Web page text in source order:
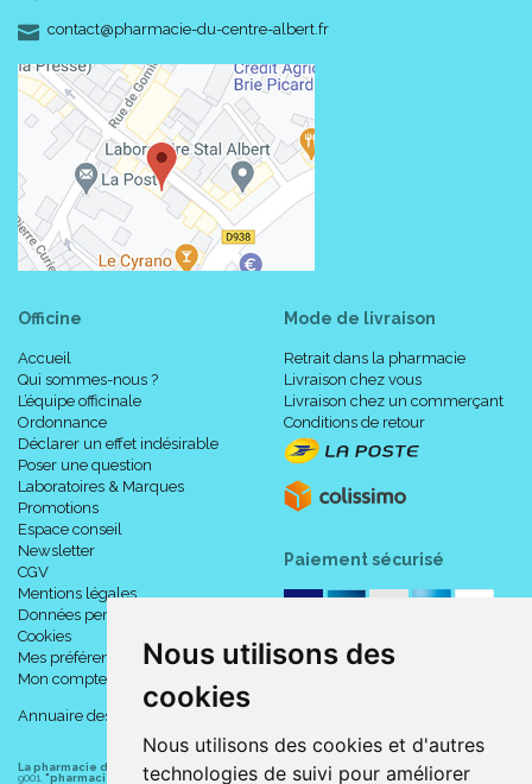
Nous utilisons des
cookies
Nous utilisons des cookies et d'autres
technologies de suivi pour améliorer
contact-
@-
pharmacie-du-centre-albert.fr
Officine
Accueil
Qui sommes-nous ?
L’équipe officinale
Ordonnance
Déclarer un effet indésirable
Poser une question
Laboratoires & Marques
Promotions
Espace conseil
Newsletter
CGV
Mentions légales
Données personnelles
Cookies
Mes préférences Cookies
Mon compte
Annuaire des pharmacies
Mode de livraison
Retrait dans la pharmacie
Livraison chez vous
Livraison chez un commerçant
Conditions de retour
Paiement sécurisé
La pharmacie du centre à Albert
(80300) est une pharmacie française certifiée ISO
9001. "pharmacie-du-centre-albert.fr " est le site internet de la pharmacie du centre